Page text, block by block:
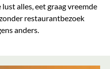
alles, eet graag vreemde
restaurantbezoek
anders.